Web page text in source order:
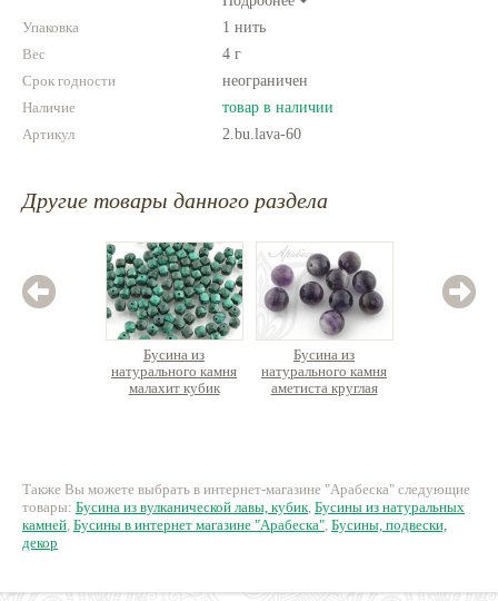
Комбинируйте различные цвета и
размеры. Фантазируйте!
Упаковка
1 нить
Вес
4 г
Срок годности
неограничен
Наличие
товар в наличии
Артикул
2.bu.lava-60
Другие товары данного раздела
Бусина из
натурального камня
малахит кубик
Бусина из
натурального камня
аметиста круглая
Также Вы можете выбрать в интернет-магазине "Арабеска" следующие
товары: Бусина из вулканической лавы, кубик, Бусины из натуральных
камней, Бусины в интернет магазине "Арабеска", Бусины, подвески,
декор